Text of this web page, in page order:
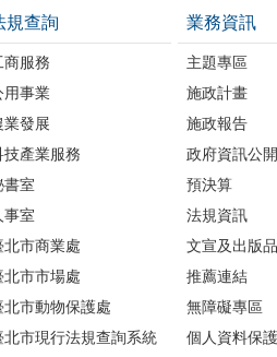
規查詢
商服務
用事業
業發展
技產業服務
書室
事室
北市商業處
北市市場處
北市動物保護處
北市現行法規查詢系統
業務資訊
主題專區
施政計畫
施政報告
政府資訊公開
預決算
法規資訊
文宣及出版品
推薦連結
無障礙專區
個人資料保